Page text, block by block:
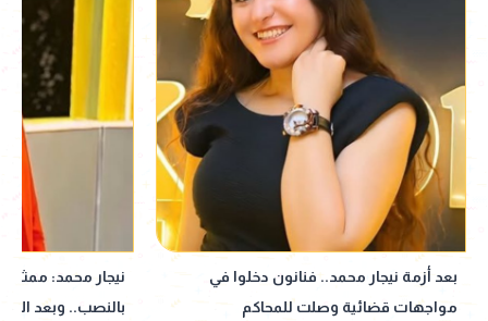
نيجار محمد: ممثل عرفني على المتهم
بالنصب.. وبعد الأزمة انسحب| خاص
نبيلة
إذاعي